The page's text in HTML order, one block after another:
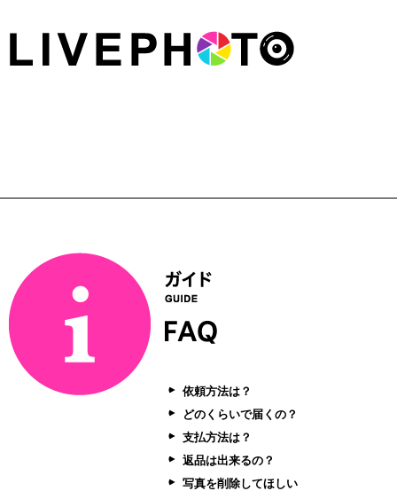
依頼方法は？
どのくらいで届くの？
支払方法は？
返品は出来るの？
写真を削除してほしい